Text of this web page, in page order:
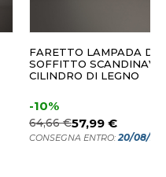
FARETTO LAMPADA DA
SOFFITTO SCANDINAVO
CILINDRO DI LEGNO
-10%
64,66 €57,99 €
CONSEGNA ENTRO:20/08/